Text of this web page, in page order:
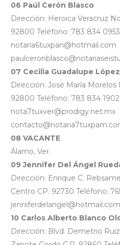
06 Paúl Cerón Blasco
Dirección: Heroica Veracruz
92800 Teléfono: 783 834
notaria6tuxpan@hotmail.com
07 Cecilia Guadalupe
Dirección: José María Morelos
92800 Teléfono: 783 834 1902
nota7tuxver@prodigy.net.mx
08 VACANTE
Álamo, Ver.
09 Jennifer Del Ángel
Dirección: Enrique C.
Centro CP. 92730 Teléfono:
10 Carlos Alberto Blanco
Dirección: Blvd. Demetrio